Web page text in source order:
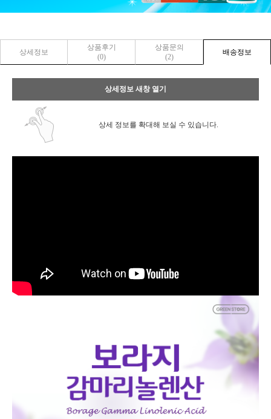
상세정보
상품후기
(0)
상품문의
(2)
배송정보
상세정보 새창 열기
상세 정보를 확대해 보실 수 있습니다.